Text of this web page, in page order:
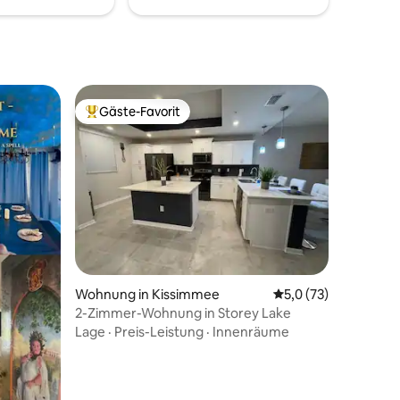
mit
kein Aufzug.
Beliebter Gäste-Favorit.
Gäste-Favorit
Wohnung in Kissimmee Durchschnittliche
5,0 (73)
2-Zimmer-Wohnung in Storey Lake
Lage · Preis-Leistung · Innenräume